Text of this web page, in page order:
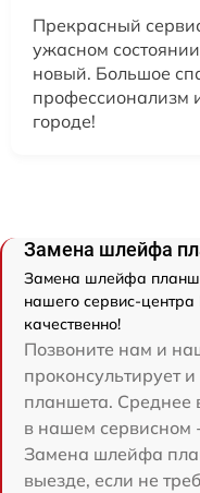
Прекрасный
ужасном
новый. Большое
профессионализм
городе!
Замена шлейфа
Замена шлейфа
нашего сервис-
качественно!
Позвоните нам и
проконсультирует
планшета. Среднее
в нашем сервисном
Замена шлейфа
выезде, если не